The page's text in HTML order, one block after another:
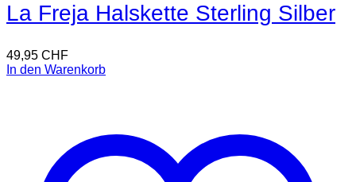
La Freja Halskette Sterling Silber
49,95 CHF
In den Warenkorb